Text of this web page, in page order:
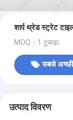
शार्प थ्रेड स्ट्रेट
MOQ：1 टुकड़ा
सबसे
उत्पाद विवरण